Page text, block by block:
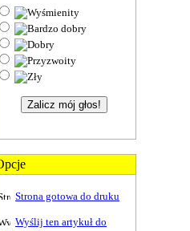
Strona gotowa do druku
Wyślij ten artykuł do